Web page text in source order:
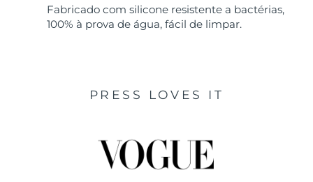
Fabricado com silicone resistente a bactérias,
100% à prova de água, fácil de limpar.
PRESS LOVES IT